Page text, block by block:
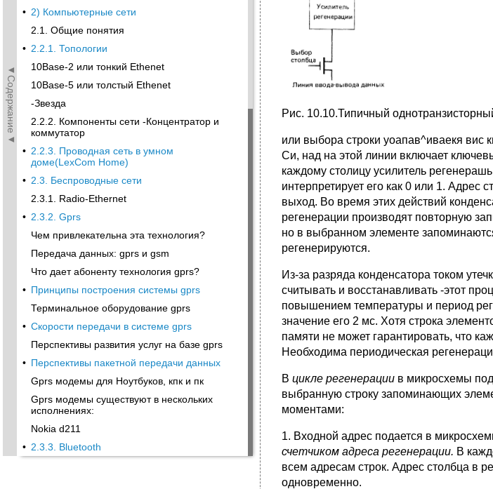
◄Содержание◄
• 2) Компьютерные сети
2.1. Общие понятия
• 2.2.1. Топологии
10Base-2 или тонкий Ethenet
10Base-5 или толстый Ethenet
-Звезда
2.2.2. Компоненты сети -Концентратор и
коммутатор
• 2.2.3. Проводная сеть в умном
доме(LexCom Home)
• 2.3. Беспроводные сети
2.3.1. Radio-Ethernet
• 2.3.2. Gprs
Чем привлекательна эта технология?
Передача данных: gprs и gsm
Что дает абоненту технология gprs?
• Принципы построения системы gprs
Терминальное оборудование gprs
• Скорости передачи в системе gprs
Перспективы развития услуг на базе gprs
• Перспективы пакетной передачи данных
Gprs модемы для Ноутбуков, кпк и пк
Gprs модемы существуют в нескольких
исполнениях:
Nokia d211
• 2.3.3. Bluetooth
Рис. 10.10.Типичный
или выбора строки уоапав^иваекя
Си, над на этой линии включает
каждому столицу усилитель
интерпретиру­ет его как 0 или 1.
выход. Во время этих действий
регенерации производят повтор­ную
но в выбранном элементе
регенерируются.
Из-за разряда конденсатора током
считывать и восстанавливать -этот
повышением температуры и период
значение его 2 мс. Хотя строка
памяти не может гарантировать, что
Необходима периоди­ческая
В цикле регенерации в микросхемы
выбранную строку запоминающих
моментами:
1. Входной адрес подается в
счетчиком адреса регенерации. В
всем адресам строк. Адрес столбца в
одновременно.